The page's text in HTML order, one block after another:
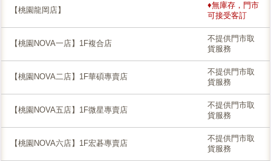
【桃園龍岡店】
♦無庫存，門市
可接受客訂
【桃園NOVA一店】1F複合店
不提供門市取
貨服務
【桃園NOVA二店】1F華碩專賣店
不提供門市取
貨服務
【桃園NOVA五店】1F微星專賣店
不提供門市取
貨服務
【桃園NOVA六店】1F宏碁專賣店
不提供門市取
貨服務